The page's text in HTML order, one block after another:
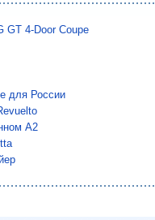
GT 4-Door Coupe
для России
A2